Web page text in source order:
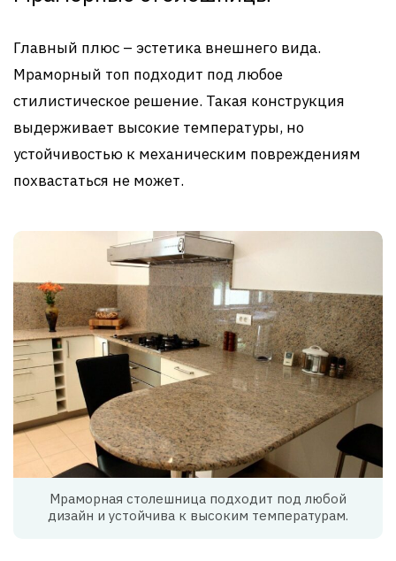
Главный плюс – эстетика внешнего вида.
Мраморный топ подходит под любое
стилистическое решение. Такая конструкция
выдерживает высокие температуры, но
устойчивостью к механическим повреждениям
похвастаться не может.
Мраморная столешница подходит под любой
дизайн и устойчива к высоким температурам.